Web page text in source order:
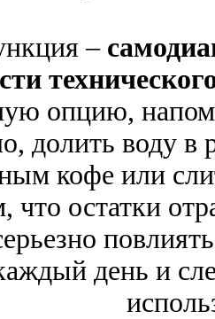
–
опцию,
долить воду в
кофе или
что остатки
день и